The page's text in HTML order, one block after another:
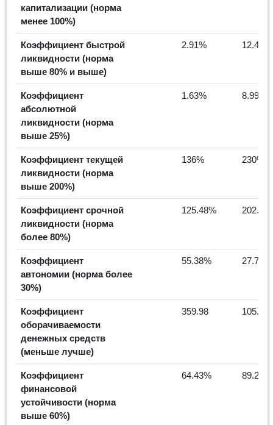
капитализации (норма
менее 100%)
Коэффициент быстрой
ликвидности (норма
выше 80% и выше)
2.91% 12.47%
Коэффициент
абсолютной
ликвидности (норма
выше 25%)
1.63% 8.99%
Коэффициент текущей
ликвидности (норма
выше 200%)
136% 230%
Коэффициент срочной
ликвидности (норма
более 80%)
125.48%
Коэффициент
автономии (норма более
30%)
55.38% 27.71%
Коэффициент
оборачиваемости
денежных средств
(меньше лучше)
359.98 105.13
Коэффициент
финансовой
устойчивости (норма
выше 60%)
64.43% 89.25%